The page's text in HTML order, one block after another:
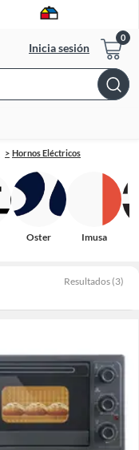
Inicia sesión
Hornos Eléctricos
Oster Imusa
Resultados (3)